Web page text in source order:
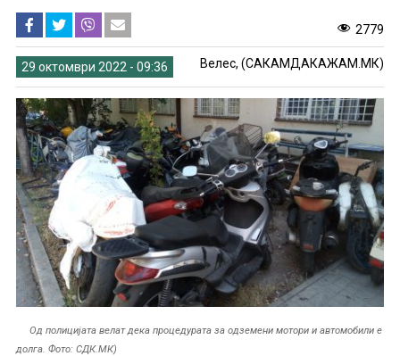
2779
29 октомври 2022 - 09:36 Велес, (САКАМДАКАЖАМ.МК)
Од полицијата велат дека процедурата за одземени мотори и автомобили е
долга. Фото: СДК.МК)